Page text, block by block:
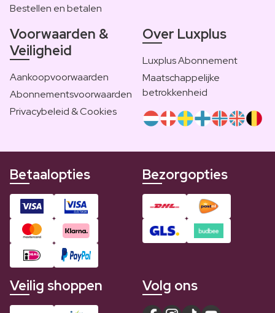
Bestellen en betalen
Voorwaarden &
Veiligheid
Aankoopvoorwaarden
Abonnementsvoorwaarden
Privacybeleid & Cookies
Over Luxplus
Luxplus Abonnement
Maatschappelijke
betrokkenheid
Betaalopties Bezorgopties
Veilig shoppen Volg ons